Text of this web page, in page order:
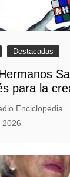
Destacadas
para la
Enciclopedia
2026